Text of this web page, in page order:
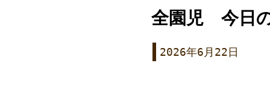
全園児 今日
2026年6月22日